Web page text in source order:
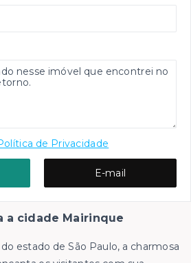
de Privacidade
E-mail
a cidade Mairinque
estado de São Paulo, a charmosa